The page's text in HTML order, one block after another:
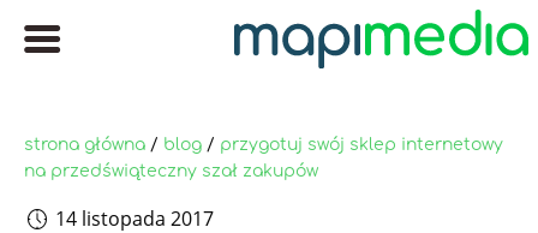
strona główna / blog / przygotuj swój sklep internetowy
na przedświąteczny szał zakupów
14 listopada 2017